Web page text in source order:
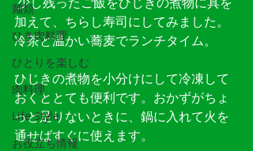
麺類
ひき肉料理
ひとりを楽しむ
肉料理
Life Style
お役立ち情報
加えて、ちらし寿司にしてみました。
冷茶と温かい蕎麦でランチタイム。
ひじきの煮物を小分けにして冷凍して
おくととても便利です。おかずがちょ
っと足りないときに、鍋に入れて火を
通せばすぐに使えます。